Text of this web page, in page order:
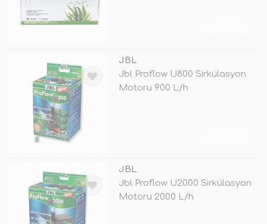
JBL
Jbl Proflow U800 Sirkülasyon
Motoru 900 L/h
JBL
Jbl Proflow U2000 Sirkülasyon
Motoru 2000 L/h